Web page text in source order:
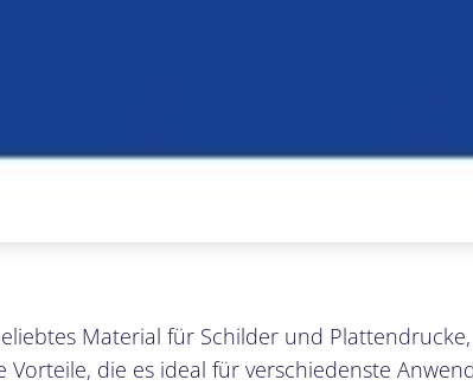
Material für Schilder und Plattendrucke,
die es ideal für verschiedenste